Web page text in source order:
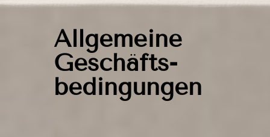
Allgemeine
Geschäfts­
bedingungen